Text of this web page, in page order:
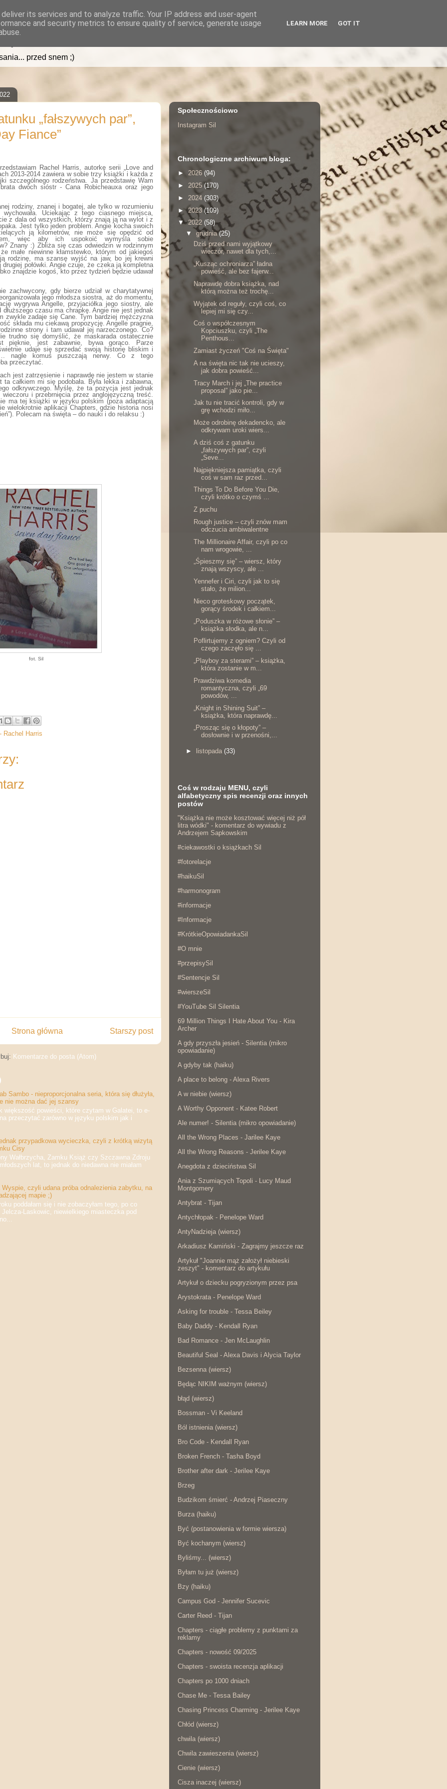
przed snem ;)
„fałszywych par”,
Fiance”
Rachel Harris, autorkę serii „Love and
2013-2014 zawiera w sobie trzy książki i każda z
szczególnego rodzeństwa. Ja przedstawię Wam
dwóch sióstr - Cana Robicheauxa oraz jego
rodziny, znanej i bogatej, ale tylko w rozumieniu
Uciekając z tego ciasnego miejsca,
z dala od wszystkich, którzy znają ją na wylot i z
Jest tylko jeden problem. Angie kocha swoich
ją kilometrów, nie może się opędzić od
więc aby ich uspokoić wymyśla sobie
Znany :) Zbliża się czas odwiedzin w rodzinnym
małe niewinne kłamstewko, którym od jakiegoś
rodzinę, ma szansę wyjść na jaw, bo jej krewni
połówki. Angie czuje, że czeka ją kompletna
znajdzie kogoś, kto przez tydzień będzie udawał
zachwycony, gdy bierze udział w charytatywnej
jego młodsza siostra, aż do momentu,
wygrywa Angelle, przyjaciółka jego siostry, ale
czasu ma chrapkę. Angie nie jest jednak
zwykle zadaje się Cane. Tym bardziej mężczyzna
składa mu ciekawą propozycję. Angelle pragnie,
strony i tam udawał jej narzeczonego. Co?
trudno się domyślić, że maskarada ostatecznie
pięknie, jest zabawnie, bywa gorąco. Parze
udaje się sprzedać swoją historię bliskim i
nagle komuś puszczają nerwy. Co z tego
przeczytać.
jest zatrzęsienie i naprawdę nie jestem w stanie
całkiem mi się podobała. Była lekka i zabawna,
odkrywczego. Myślę, że ta pozycja jest jednak
i przebrnięcia przez anglojęzyczną treść.
ma tej książki w języku polskim (poza adaptacją
wielokrotnie aplikacji Chapters, gdzie historia nosi
Polecam na święta – do nauki i do relaksu :)
fot. Sil
Rachel Harris
Starszy post
Strona główna
Komentarze do posta (Atom)
Sambo - nieproporcjonalna seria, która się dłużyła,
nie można dać jej szansy
powieści, które czytam w Galatei, to e-
przeczytać zarówno w języku polskim jak i
przypadkowa wycieczka, czyli z krótką wizytą
Cisy
Zamku Książ czy Szczawna Zdroju
lat, to jednak do niedawna nie miałam
czyli udana próba odnalezienia zabytku, na
mapie ;)
poddałam się i nie zobaczyłam tego, po co
Jelcza-Laskowic, niewielkiego miasteczka pod
Społecznościowo
Instagram Sil
Chronologiczne archiwum bloga:
► 2026 (94)
► 2025(170)
► 2024 (303)
►2023(109)
▼2022 (58)
▼ grudnia(25)
Dziś przed nami wyjątkowy
wieczór, nawet dla tych,...
„Kusząc ochroniarza” ładna
powieść, ale bez fajerw...
Naprawdę dobra książka, nad
którą można też trochę...
Wyjątek od reguły, czyli coś, co
lepiej mi się czy...
Coś o współczesnym
Kopciuszku, czyli „The
Penthous...
Zamiast życzeń "Coś na Święta"
A na święta nic tak nie ucieszy,
jak dobra powieść...
Tracy March i jej „The practice
proposal” jako pie...
Jak tu nie tracić kontroli, gdy w
grę wchodzi miło...
Może odrobinę dekadencko, ale
odkrywam uroki wiers...
A dziś coś z gatunku
„fałszywych par”, czyli
„Seve...
Najpiękniejsza pamiątka, czyli
coś w sam raz przed...
Things To Do Before You Die,
czyli krótko o czymś ...
Z puchu
Rough justice – czyli znów mam
odczucia ambiwalentne
The Millionaire Affair, czyli po co
nam wrogowie, ...
„Śpieszmy się” – wiersz, który
znają wszyscy, ale ...
Yennefer i Ciri, czyli jak to się
stało, że milion...
Nieco groteskowy początek,
gorący środek i całkiem...
„Poduszka w różowe słonie” –
książka słodka, ale n...
Poflirtujemy z ogniem? Czyli od
czego zaczęło się ...
„Playboy za sterami” – książka,
która zostanie w m...
Prawdziwa komedia
romantyczna, czyli „69
powodów, ...
„Knight in Shining Suit” –
książka, która naprawdę...
„Prosząc się o kłopoty” –
dosłownie i w przenośni,...
► listopada (33)
Coś w rodzaju MENU, czyli
alfabetyczny spis recenzji oraz innych
postów
"Książka nie może kosztować więcej niż pół
litra wódki" - komentarz do wywiadu z
Andrzejem Sapkowskim
#ciekawostki o książkach Sil
#fotorelacje
#haikuSil
#harmonogram
#informacje
#Informacje
#KrótkieOpowiadankaSil
#O mnie
#przepisySil
#Sentencje Sil
#wierszeSil
#YouTube Sil Silentia
69 Million Things I Hate About You - Kira
Archer
A gdy przyszła jesień - Silentia (mikro
opowiadanie)
A gdyby tak (haiku)
A place to belong - Alexa Rivers
A w niebie (wiersz)
A Worthy Opponent - Katee Robert
Ale numer! - Silentia (mikro opowiadanie)
All the Wrong Places - Jarilee Kaye
All the Wrong Reasons - Jerilee Kaye
Anegdota z dzieciństwa Sil
Ania z Szumiących Topoli - Lucy Maud
Montgomery
Antybrat - Tijan
Antychłopak - Penelope Ward
AntyNadzieja (wiersz)
Arkadiusz Kamiński - Zagrajmy jeszcze raz
Artykuł "Joannie mąż założył niebieski
zeszyt" - komentarz do artykułu
Artykuł o dziecku pogryzionym przez psa
Arystokrata - Penelope Ward
Asking for trouble - Tessa Beiley
Baby Daddy - Kendall Ryan
Bad Romance - Jen McLaughlin
Beautiful Seal - Alexa Davis i Alycia Taylor
Bezsenna (wiersz)
Będąc NIKIM ważnym (wiersz)
błąd (wiersz)
Bossman - Vi Keeland
Ból istnienia (wiersz)
Bro Code - Kendall Ryan
Broken French - Tasha Boyd
Brother after dark - Jerilee Kaye
Brzeg
Budzikom śmierć - Andrzej Piaseczny
Burza (haiku)
Być (postanowienia w formie wiersza)
Być kochanym (wiersz)
Byliśmy... (wiersz)
Byłam tu już (wiersz)
Bzy (haiku)
Campus God - Jennifer Sucevic
Carter Reed - Tijan
Chapters - ciągłe problemy z punktami za
reklamy
Chapters - nowość 09/2025
Chapters - swoista recenzja aplikacji
Chapters po 1000 dniach
Chase Me - Tessa Bailey
Chasing Princess Charming - Jerilee Kaye
Chłód (wiersz)
chwila (wiersz)
Chwila zawieszenia (wiersz)
Cienie (wiersz)
Cisza inaczej (wiersz)
its services and to analyze traffic. Your IP address and user-agent
and security metrics to ensure quality of service, generate usage
LEARN MORE GOT IT